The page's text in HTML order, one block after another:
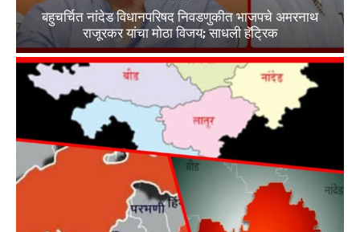
बहुचर्चित नांदेड विधानपरिषद निवडणुकीत भाजपचे अमरनाथ
राजूरकर यांचा मोठा विजय; साधली हॅट्रिक